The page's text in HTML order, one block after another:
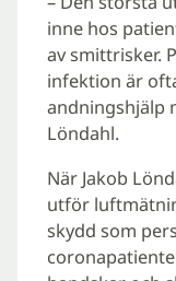
inne hos
av smittrisker.
infektion är
andningshjälp
Löndahl.
När Jakob
utför
skydd som